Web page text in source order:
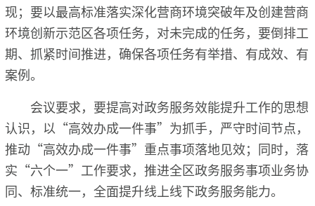
现；要以最高标准落实深化营商环境突破年及创建营商
环境创新示范区各项任务，对未完成的任务，要倒排工
期、抓紧时间推进，确保各项任务有举措、有成效、有
案例。
会议要求，要提高对政务服务效能提升工作的思想
认识，以“高效办成一件事”为抓手，严守时间节点，
推动“高效办成一件事”重点事项落地见效；同时，落
实“六个一”工作要求，推进全区政务服务事项业务协
同、标准统一，全面提升线上线下政务服务能力。